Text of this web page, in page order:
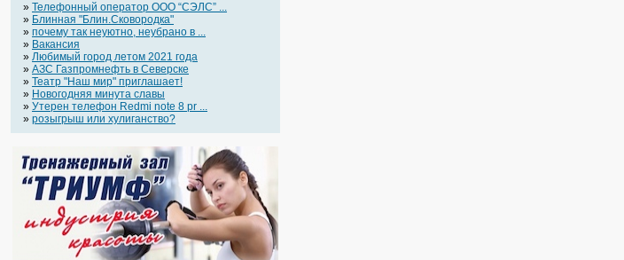
» Телефонный оператор OOO “СЭЛС” ...
» Блинная "Блин.Сковородка"
» почему так неуютно, неубрано в ...
» Вакансия
» Любимый город летом 2021 года
» АЗС Газпромнефть в Северске
» Театр "Наш мир" приглашает!
» Новогодняя минута славы
» Утерен телефон Redmi note 8 pr ...
» розыгрыш или хулиганство?